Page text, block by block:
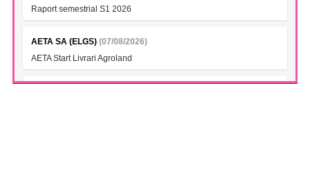
Raport semestrial S1 2026
AETA SA (ELGS) (07/08/2026)
AETA Start Livrari Agroland